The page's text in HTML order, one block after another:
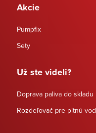
Akcie
Pumpfix
Sety
Už ste videli?
Doprava paliva do skladu
Rozdeľovač pre pitnú